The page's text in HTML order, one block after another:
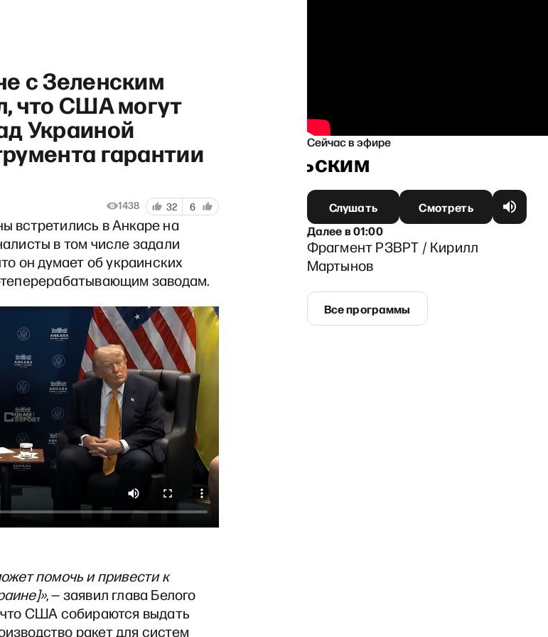
с Зеленским
что США могут
Украиной
гарантии
1438 32 6
встретились в Анкаре на
в том числе задали
он думает об украинских
заводам.
помочь и привести к
, — заявил глава Белого
США собираются выдать
ракет для систем
Сейчас в эфире
с Матвеем Ганапольским
Слушать
Смотреть
Далеев01:00
Фрагмент РЗВРТ / Кирилл
Мартынов
Все программы